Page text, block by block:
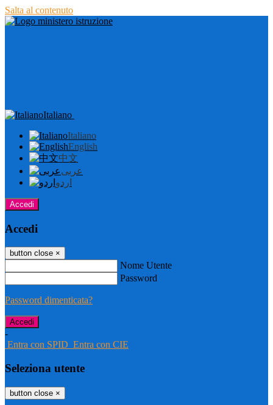
Salta al contenuto
Italiano
Italiano
English
中文
عربى
اردو
Accedi
Accedi
button close ×
Nome Utente
Password
Password dimenticata?
-
Entra con SPID Entra con CIE
Seleziona utente
button close ×